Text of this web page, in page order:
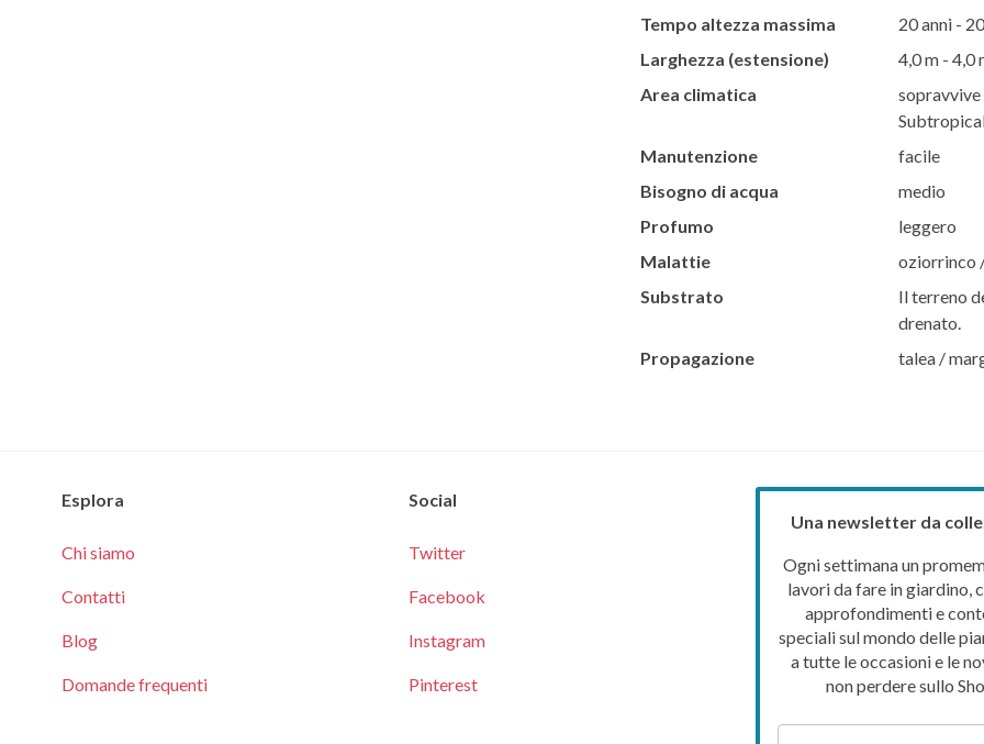
Tempo altezza massima
20 anni -
Larghezza (estensione)
4,0 m - 4,0
Area climatica
sopravvive
Manutenzione
facile
Bisogno di acqua
medio
Profumo
leggero
Malattie
oziorrinco
Substrato
Il terreno
drenato.
Propagazione
talea /
Esplora
Chi siamo
Contatti
Blog
Domande frequenti
Social
Twitter
Facebook
Instagram
Pinterest
Una newsletter da
Ogni settimana un
lavori da fare in giardino,
approfondimenti e
speciali sul mondo delle
a tutte le occasioni e le
non perdere sullo